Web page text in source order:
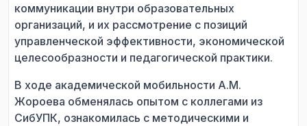
коммуникации внутри образовательных
организаций, и их рассмотрение с позиций
управленческой эффективности, экономической
целесообразности и педагогической практики.
В ходе академической мобильности А.М.
Жороева обменялась опытом с коллегами из
СибУПК, ознакомилась с методическими и